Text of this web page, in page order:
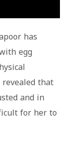
has
egg
revealed that
and in
for her to